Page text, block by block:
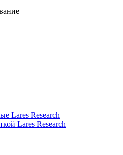
Lares Research
Lares Research